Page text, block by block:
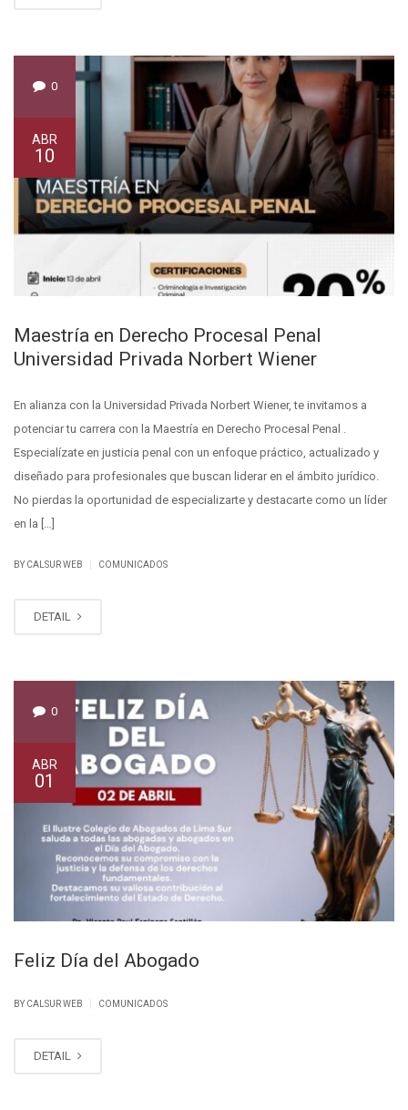
0
ABR
10
Maestría en Derecho Procesal Penal
Universidad Privada Norbert Wiener
En alianza con la Universidad Privada Norbert Wiener, te invitamos a
potenciar tu carrera con la Maestría en Derecho Procesal Penal .
Especialízate en justicia penal con un enfoque práctico, actualizado y
diseñado para profesionales que buscan liderar en el ámbito jurídico.
No pierdas la oportunidad de especializarte y destacarte como un líder
en la […]
BY CALSUR WEB COMUNICADOS
DETAIL
0
ABR
01
Feliz Día del Abogado
BY CALSUR WEB COMUNICADOS
DETAIL